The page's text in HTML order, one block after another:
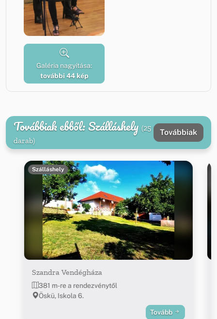
Galéria nagyítása:
további 44 kép
Továbbiak ebből: Szálláshely (25
darab)
Továbbiak
Szálláshely
Szandra Vendégháza
381 m-re a rendezvénytől
Öskü, Iskola 6.
Tovább